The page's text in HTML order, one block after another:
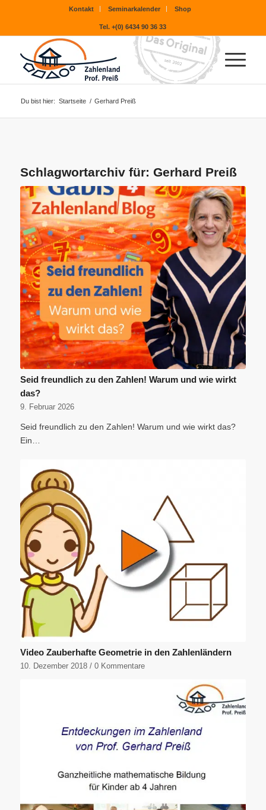
Kontakt Seminarkalender Shop
Tel. +(0) 6434 90 36 33
Du bist hier: Startseite / Gerhard Preiß
Schlagwortarchiv für: Gerhard Preiß
Seid freundlich zu den Zahlen! Warum und wie wirkt
das?
9. Februar 2026
Seid freundlich zu den Zahlen! Warum und wie wirkt das?
Ein…
Video Zauberhafte Geometrie in den Zahlenländern
10. Dezember 2018 / 0 Kommentare